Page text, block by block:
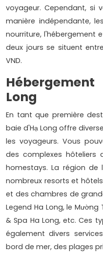
voyageur. Cependant, si
manière indépendante,
nourriture, l'hébergement
deux jours se situent
VND.
Long
En tant que première
baie d'Hạ Long offre
les voyageurs. Vous
des complexes hôteliers
homestays. La région de
nombreux resorts et
et des chambres de
Legend Ha Long, le Mường
& Spa Ha Long, etc. Ces
également divers
bord de mer, des plages